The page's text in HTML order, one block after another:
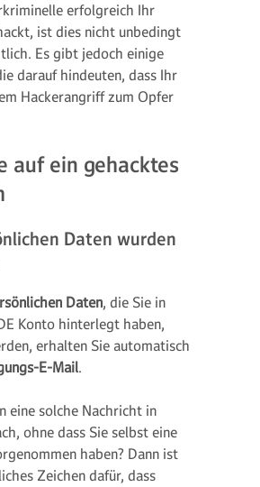
erfolgreich Ihr
ist dies nicht unbedingt
Es gibt jedoch einige
darauf hindeuten, dass Ihr
Hackerangriff zum Opfer
auf ein gehacktes
Daten wurden
Daten, die Sie in
Konto hinterlegt haben,
erhalten Sie automatisch
E-Mail.
eine solche Nachricht in
ohne dass Sie selbst eine
haben? Dann ist
Zeichen dafür, dass